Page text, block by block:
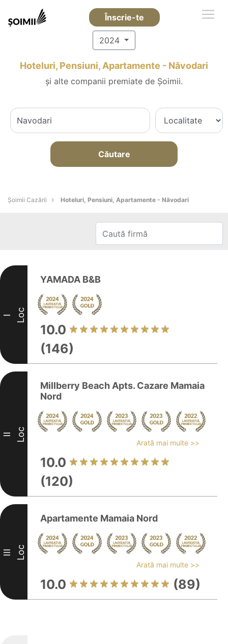
Înscrie-te
2024
Hoteluri, Pensiuni, Apartamente - Năvodari
și alte companii premiate de Șoimii.
Căutare
Șoimii Cazării Hoteluri, Pensiuni, Apartamente - Năvodari
I Loc
YAMADA B&B
10.0
(146)
II Loc
Millberry Beach Apts. Cazare Mamaia
Nord
Arată mai multe >>
10.0
(120)
III Loc
Apartamente Mamaia Nord
Arată mai multe >>
10.0 (89)